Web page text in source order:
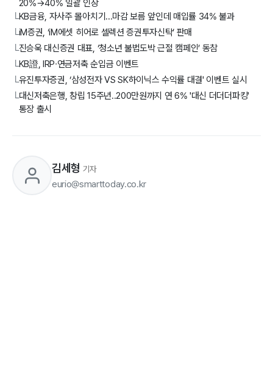
20%→40% 일괄 인상
└KB금융, 자사주 몰아치기...마감 보름 앞인데 매입률 34% 불과
└iM증권, ‘iM에셋 히어로 셀렉션 증권투자신탁’ 판매
└진승욱 대신증권 대표, ‘청소년 불법도박 근절 캠페인’ 동참
└KB證, IRP∙연금저축 순입금 이벤트
└유진투자증권, ‘삼성전자 VS SK하이닉스 수익률 대결' 이벤트 실시
└대신저축은행, 창립 15주년..200만원까지 연 6% '대신 더더더파킹'
통장 출시
김세형 기자
eurio@smarttoday.co.kr